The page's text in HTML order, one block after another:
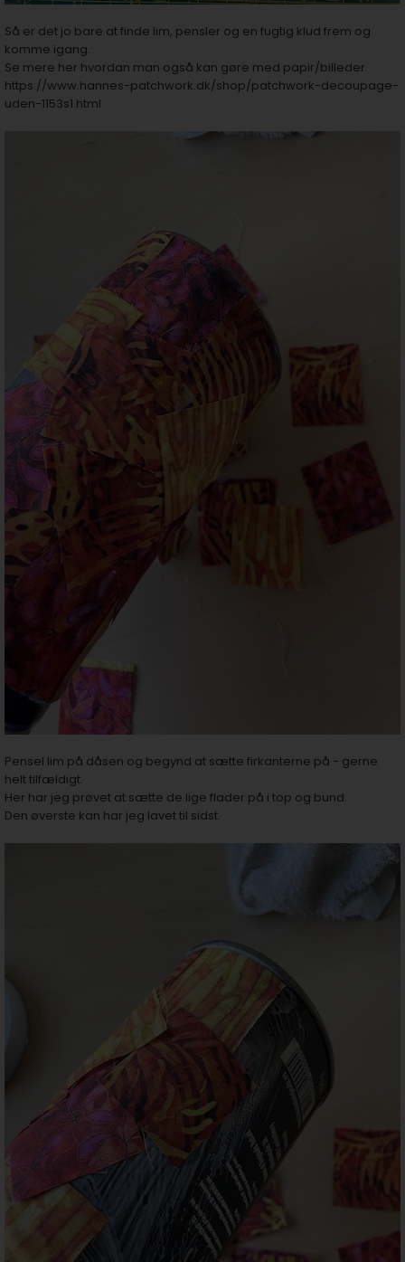
Så er det jo bare at finde lim, pensler og en fugtig klud frem og
komme igang.
Se mere her hvordan man også kan gøre med papir/billeder.
https://www.hannes-patchwork.dk/shop/patchwork-decoupage-
uden-1153s1.html
Pensel lim på dåsen og begynd at sætte firkanterne på - gerne
helt tilfældigt.
Her har jeg prøvet at sætte de lige flader på i top og bund.
Den øverste kan har jeg lavet til sidst.